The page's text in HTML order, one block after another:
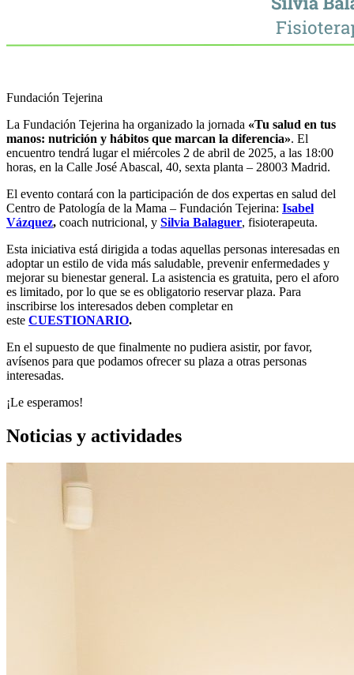
Fundación Tejerina
La Fundación Tejerina ha organizado la jornada «Tu salud en tus
manos: nutrición y hábitos que marcan la diferencia». El
encuentro tendrá lugar el miércoles 2 de abril de 2025, a las 18:00
horas, en la Calle José Abascal, 40, sexta planta – 28003 Madrid.
El evento contará con la participación de dos expertas en salud del
Centro de Patología de la Mama – Fundación Tejerina: Isabel
Vázquez, coach nutricional, y Silvia Balaguer, fisioterapeuta.
Esta iniciativa está dirigida a todas aquellas personas interesadas en
adoptar un estilo de vida más saludable, prevenir enfermedades y
mejorar su bienestar general. La asistencia es gratuita, pero el aforo
es limitado, por lo que se es obligatorio reservar plaza. Para
inscribirse los interesados deben completar en
este CUESTIONARIO.
En el supuesto de que finalmente no pudiera asistir, por favor,
avísenos para que podamos ofrecer su plaza a otras personas
interesadas.
¡Le esperamos!
Noticias y actividades